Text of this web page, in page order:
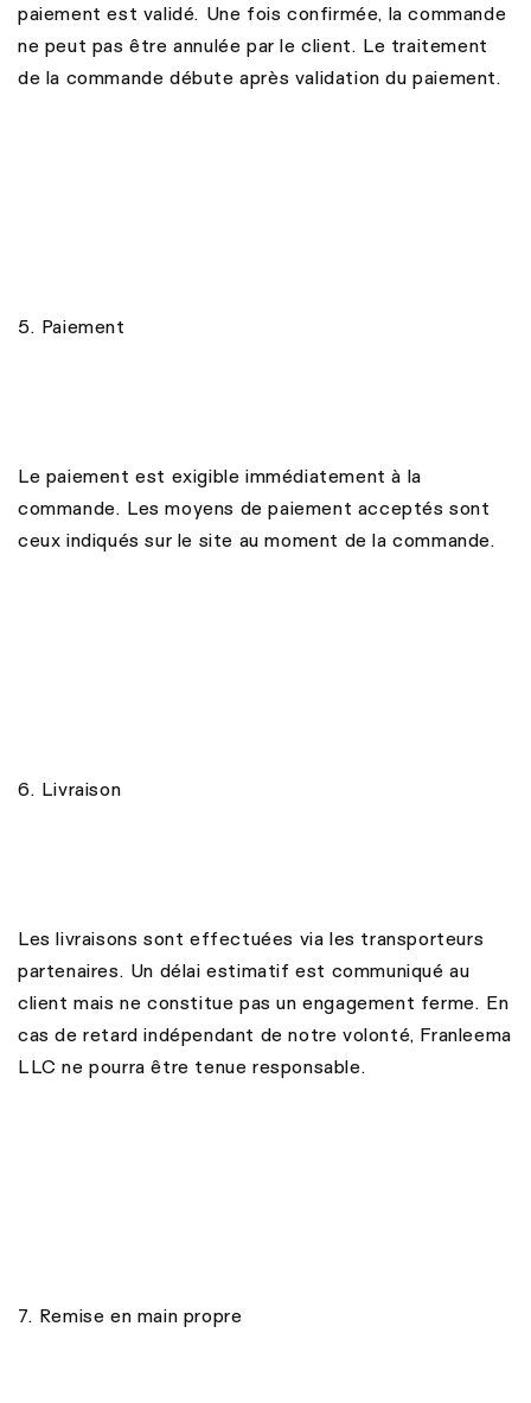
paiement est validé. Une fois confirmée, la commande
ne peut pas être annulée par le client. Le traitement
de la commande débute après validation du paiement.
5. Paiement
Le paiement est exigible immédiatement à la
commande. Les moyens de paiement acceptés sont
ceux indiqués sur le site au moment de la commande.
6. Livraison
Les livraisons sont effectuées via les transporteurs
partenaires. Un délai estimatif est communiqué au
client mais ne constitue pas un engagement ferme. En
cas de retard indépendant de notre volonté, Franleema
LLC ne pourra être tenue responsable.
7. Remise en main propre